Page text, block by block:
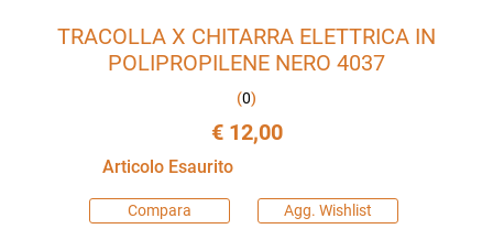
TRACOLLA X CHITARRA ELETTRICA IN
POLIPROPILENE NERO 4037
(0)
€ 12,00
Articolo Esaurito
Compara Agg. Wishlist